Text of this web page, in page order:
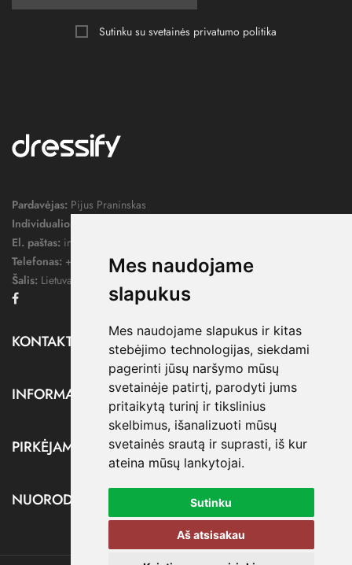
Mes naudojame
slapukus
Mes naudojame slapukus ir kitas
stebėjimo technologijas, siekdami
pagerinti jūsų naršymo mūsų
svetainėje patirtį, parodyti jums
pritaikytą turinį ir tikslinius
skelbimus, išanalizuoti mūsų
svetainės srautą ir suprasti, iš kur
ateina mūsų lankytojai.
Sutinku
Aš atsisakau
Sutinku su svetainės privatumo politika
Pardavėjas: Pijus Praninskas
Individualios veiklos pažymos nr.:
El. paštas: info@dressify.lt
Telefonas: +370 676 78578
Šalis: Lietuva
KONTAKTAI
INFORMACIJA
PIRKĖJAMS
NUORODOS